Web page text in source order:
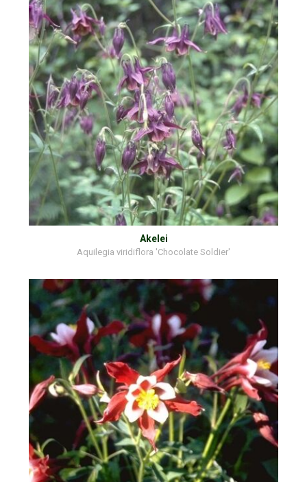
Akelei
Aquilegia viridiflora 'Chocolate Soldier'